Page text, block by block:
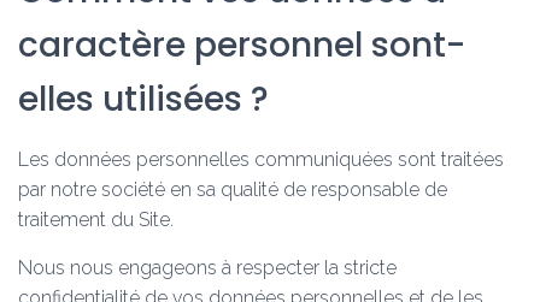
caractère personnel sont-
elles utilisées ?
Les données personnelles communiquées sont traitées
par notre société en sa qualité de responsable de
traitement du Site.
Nous nous engageons à respecter la stricte